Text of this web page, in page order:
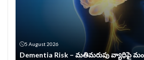
5 August 2026
Dementia Risk – మతిమరుపు వ్యాధిపై